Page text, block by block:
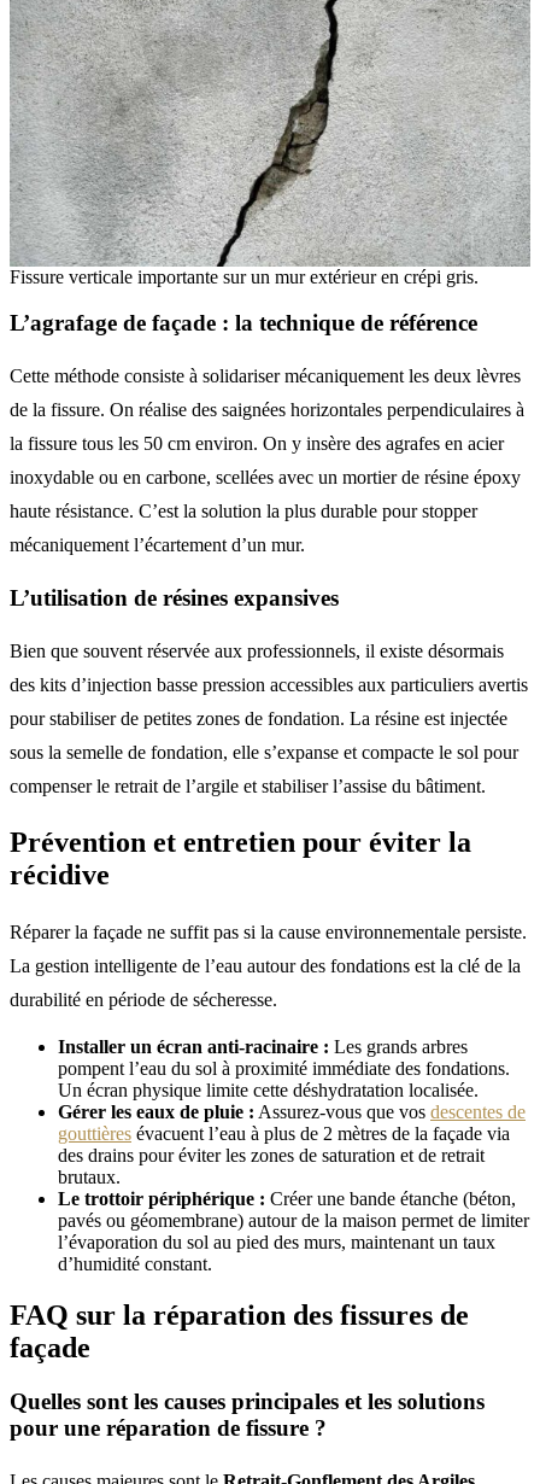
Fissure verticale importante sur un mur extérieur en crépi gris.
L’agrafage de façade : la technique de référence
Cette méthode consiste à solidariser mécaniquement les deux lèvres
de la fissure. On réalise des saignées horizontales perpendiculaires à
la fissure tous les 50 cm environ. On y insère des agrafes en acier
inoxydable ou en carbone, scellées avec un mortier de résine époxy
haute résistance. C’est la solution la plus durable pour stopper
mécaniquement l’écartement d’un mur.
L’utilisation de résines expansives
Bien que souvent réservée aux professionnels, il existe désormais
des kits d’injection basse pression accessibles aux particuliers avertis
pour stabiliser de petites zones de fondation. La résine est injectée
sous la semelle de fondation, elle s’expanse et compacte le sol pour
compenser le retrait de l’argile et stabiliser l’assise du bâtiment.
Prévention et entretien pour éviter la
récidive
Réparer la façade ne suffit pas si la cause environnementale persiste.
La gestion intelligente de l’eau autour des fondations est la clé de la
durabilité en période de sécheresse.
Installer un écran anti-racinaire : Les grands arbres
pompent l’eau du sol à proximité immédiate des fondations.
Un écran physique limite cette déshydratation localisée.
Gérer les eaux de pluie : Assurez-vous que vos descentes de
gouttières évacuent l’eau à plus de 2 mètres de la façade via
des drains pour éviter les zones de saturation et de retrait
brutaux.
Le trottoir périphérique : Créer une bande étanche (béton,
pavés ou géomembrane) autour de la maison permet de limiter
l’évaporation du sol au pied des murs, maintenant un taux
d’humidité constant.
FAQ sur la réparation des fissures de
façade
Quelles sont les causes principales et les solutions
pour une réparation de fissure ?